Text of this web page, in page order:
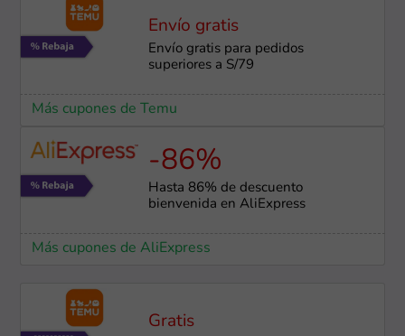
Envío gratis
Envío gratis para pedidos
superiores a S/79
Más cupones de Temu
-86%
Hasta 86% de descuento
bienvenida en AliExpress
Más cupones de AliExpress
Gratis